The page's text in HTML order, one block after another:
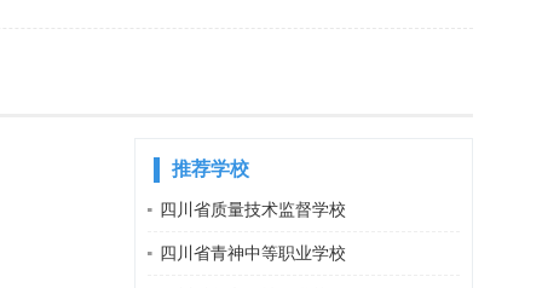
推荐学校
四川省质量技术监督学校
四川省青神中等职业学校